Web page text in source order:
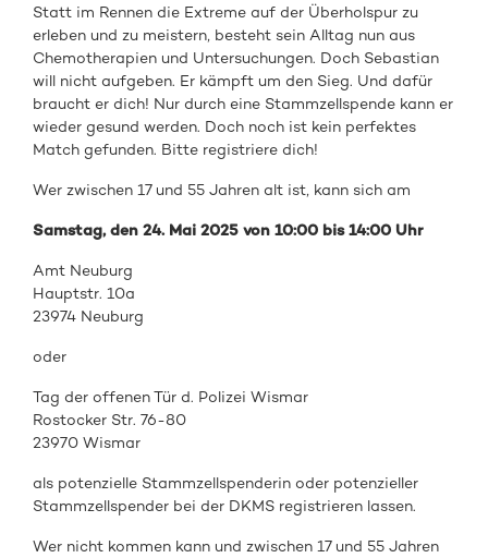
Statt im Rennen die Extreme auf der Überholspur zu
erleben und zu meistern, besteht sein Alltag nun aus
Chemotherapien und Untersuchungen. Doch Sebastian
will nicht aufgeben. Er kämpft um den Sieg. Und dafür
braucht er dich! Nur durch eine Stammzellspende kann er
wieder gesund werden. Doch noch ist kein perfektes
Match gefunden. Bitte registriere dich!
Wer zwischen 17 und 55 Jahren alt ist, kann sich am
Samstag, den 24. Mai 2025 von 10:00 bis 14:00 Uhr
Amt Neuburg
Hauptstr. 10a
23974 Neuburg
oder
Tag der offenen Tür d. Polizei Wismar
Rostocker Str. 76-80
23970 Wismar
als potenzielle Stammzellspenderin oder potenzieller
Stammzellspender bei der DKMS registrieren lassen.
Wer nicht kommen kann und zwischen 17 und 55 Jahren